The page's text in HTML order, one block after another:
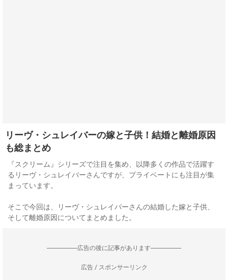
リーヴ・シュレイバーの嫁と子供！結婚と離婚原因
も総まとめ
『スクリーム』シリーズで注目を集め、以降多くの作品で活躍す
るリーヴ・シュレイバーさんですが、プライベートにも注目が集
まっています。
そこで今回は、リーヴ・シュレイバーさんの結婚した嫁と子供、
そして離婚原因についてまとめました。
--------------------広告の後に記事があります--------------------
広告 / スポンサーリンク